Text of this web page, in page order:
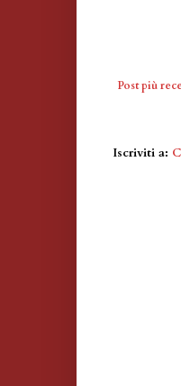
Post più
Iscriviti a: